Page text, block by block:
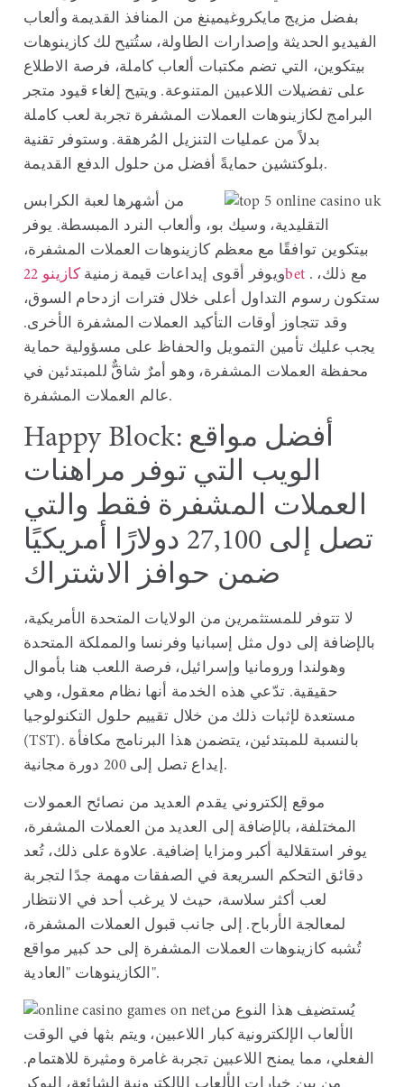
بفضل مزيج مايكروغيمينغ من المنافذ القديمة وألعاب
الفيديو الحديثة وإصدارات الطاولة، ستُتيح لك كازينوهات
بيتكوين، التي تضم مكتبات ألعاب كاملة، فرصة الاطلاع
على تفضيلات اللاعبين المتنوعة. ويتيح إلغاء قيود متجر
البرامج لكازينوهات العملات المشفرة تجربة لعب كاملة
بدلاً من عمليات التنزيل المُرهقة. وستوفر تقنية
بلوكتشين حمايةً أفضل من حلول الدفع القديمة.
من أشهرها لعبة الكرابس
التقليدية، وسيك بو، وألعاب النرد المبسطة. يوفر
بيتكوين توافقًا مع معظم كازينوهات العملات المشفرة،
ويوفر أقوى إيداعات قيمة زمنيةكازينو 22bet . مع ذلك،
ستكون رسوم التداول أعلى خلال فترات ازدحام السوق،
وقد تتجاوز أوقات التأكيد العملات المشفرة الأخرى.
يجب عليك تأمين التمويل والحفاظ على مسؤولية حماية
محفظة العملات المشفرة، وهو أمرٌ شاقٌّ للمبتدئين في
عالم العملات المشفرة.
Happy Block: أفضل مواقع
الويب التي توفر مراهنات
العملات المشفرة فقط والتي
تصل إلى 27,100 دولارًا أمريكيًا
ضمن حوافز الاشتراك
لا تتوفر للمستثمرين من الولايات المتحدة الأمريكية،
بالإضافة إلى دول مثل إسبانيا وفرنسا والمملكة المتحدة
وهولندا ورومانيا وإسرائيل، فرصة اللعب هنا بأموال
حقيقية. تدّعي هذه الخدمة أنها نظام معقول، وهي
مستعدة لإثبات ذلك من خلال تقييم حلول التكنولوجيا
(TST). بالنسبة للمبتدئين، يتضمن هذا البرنامج مكافأة
إيداع تصل إلى 200 دورة مجانية.
موقع إلكتروني يقدم العديد من نصائح العمولات
المختلفة، بالإضافة إلى العديد من العملات المشفرة،
يوفر استقلالية أكبر ومزايا إضافية. علاوة على ذلك، تُعد
دقائق التحكم السريعة في الصفقات مهمة جدًا لتجربة
لعب أكثر سلاسة، حيث لا يرغب أحد في الانتظار
لمعالجة الأرباح. إلى جانب قبول العملات المشفرة،
تُشبه كازينوهات العملات المشفرة إلى حد كبير مواقع
الكازينوهات "العادية".
يُستضيف هذا النوع من
الألعاب الإلكترونية كبار اللاعبين، ويتم بثها في الوقت
الفعلي، مما يمنح اللاعبين تجربة غامرة ومثيرة للاهتمام.